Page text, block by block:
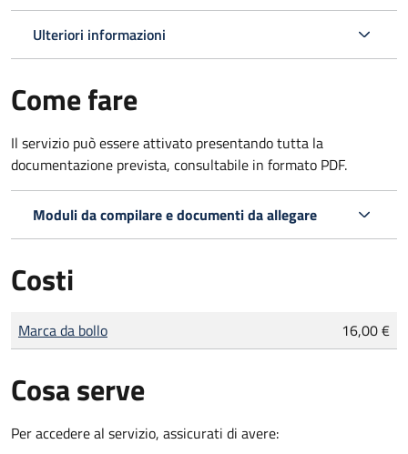
Ulteriori informazioni
Come fare
Il servizio può essere attivato presentando tutta la
documentazione prevista, consultabile in formato PDF.
Moduli da compilare e documenti da allegare
Costi
Tipo di pagamento
Importo
Marca da bollo 16,00 €
Cosa serve
Per accedere al servizio, assicurati di avere: